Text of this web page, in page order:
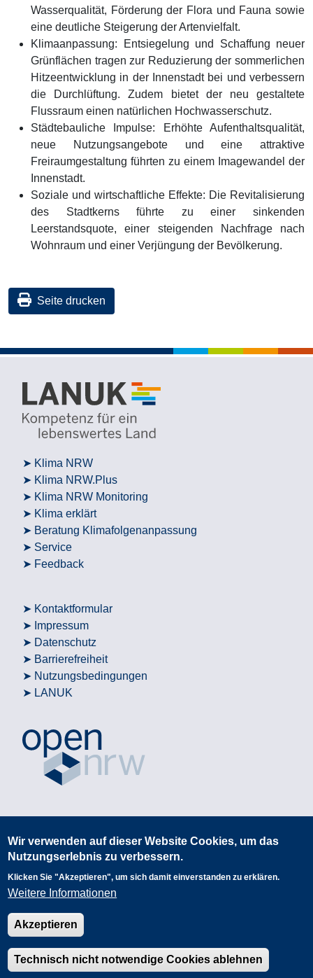
Wasserqualität, Förderung der Flora und Fauna sowie
eine deutliche Steigerung der Artenvielfalt.
Klimaanpassung: Entsiegelung und Schaffung neuer
Grünflächen tragen zur Reduzierung der sommerlichen
Hitzeentwicklung in der Innenstadt bei und verbessern
die Durchlüftung. Zudem bietet der neu gestaltete
Flussraum einen natürlichen Hochwasserschutz.
Städtebauliche Impulse: Erhöhte Aufenthaltsqualität,
neue Nutzungsangebote und eine attraktive
Freiraumgestaltung führten zu einem Imagewandel der
Innenstadt.
Soziale und wirtschaftliche Effekte: Die Revitalisierung
des Stadtkerns führte zu einer sinkenden
Leerstandsquote, einer steigenden Nachfrage nach
Wohnraum und einer Verjüngung der Bevölkerung.
Seite drucken
Klima NRW
Klima NRW.Plus
Klima NRW Monitoring
Klima erklärt
Beratung Klimafolgenanpassung
Service
Feedback
Kontaktformular
Impressum
Datenschutz
Barrierefreiheit
Nutzungsbedingungen
LANUK
Wir verwenden auf dieser Website Cookies, um das
Nutzungserlebnis zu verbessern.
Klicken Sie "Akzeptieren", um sich damit einverstanden zu erklären.
Weitere Informationen
Akzeptieren
Technisch nicht notwendige Cookies ablehnen